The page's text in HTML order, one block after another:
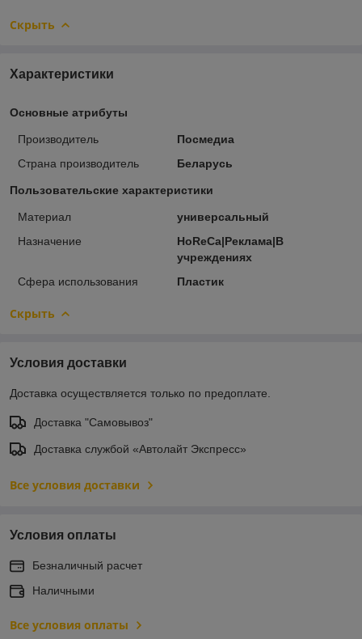
Скрыть
Характеристики
Основные атрибуты
Производитель
Посмедиа
Страна производитель
Беларусь
Пользовательские характеристики
Материал
универсальный
Назначение
HoReCa|Реклама|В
учреждениях
Сфера использования
Пластик
Скрыть
Условия доставки
Доставка осуществляется только по предоплате.
Доставка "Самовывоз"
Доставка службой «Автолайт Экспресс»
Все условия доставки
Условия оплаты
Безналичный расчет
Наличными
Все условия оплаты